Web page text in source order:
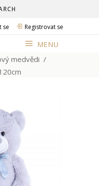
se
Registrovat se
MENU
medvědi /